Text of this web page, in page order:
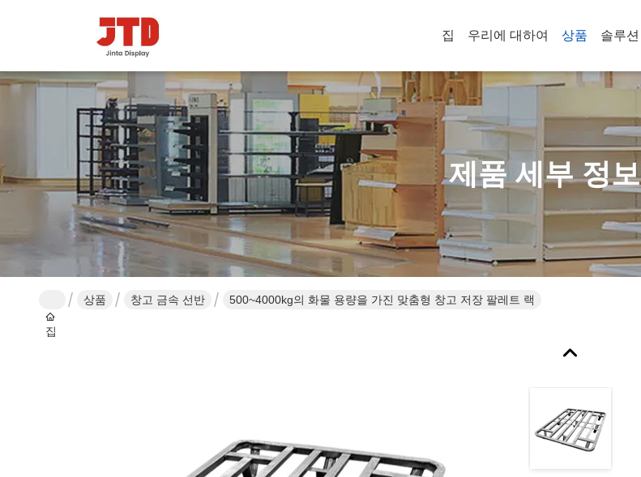
집 우리에 대하여 상품 솔루션
제품 세부 정보
집
상품 창고 금속 선반 500~4000kg의 화물 용량을 가진 맞춤형 창고 저장 팔레트 랙